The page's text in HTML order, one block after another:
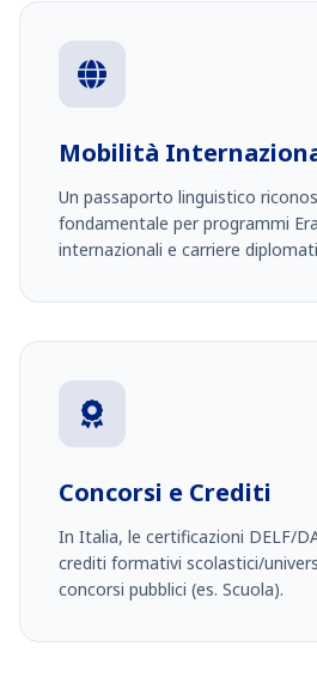
Mobilità
Un passaporto linguistico
fondamentale per programmi
internazionali e carriere
Concorsi e Crediti
In Italia, le certificazioni DELF/
crediti formativi scolastici/
concorsi pubblici (es. Scuola).